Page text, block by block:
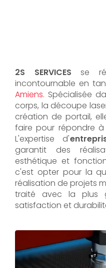
2S SERVICESse
incontournable en
Amiens. Spécialisée
corps, la découpe
création de portail,
faire pour répondre
L'expertise d'
garantit des
esthétique et
c'est opter pour la
réalisation de projets
traité avec la plus
satisfaction et